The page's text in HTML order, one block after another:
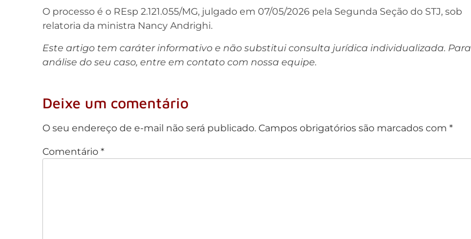
O processo é o REsp 2.121.055/MG, julgado em 07/05/2026 pela Segunda Seção do STJ, sob
relatoria da ministra Nancy Andrighi.
Este artigo tem caráter informativo e não substitui consulta jurídica individualizada. Para
análise do seu caso, entre em contato com nossa equipe.
Deixe um comentário
O seu endereço de e-mail não será publicado. Campos obrigatórios são marcados com *
Comentário *